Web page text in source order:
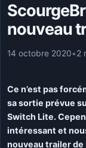
nouveau
14 octobre 2020•2
Ce n’est pas
sa sortie prévue
Switch Lite.
intéressant et
nouveau trailer de